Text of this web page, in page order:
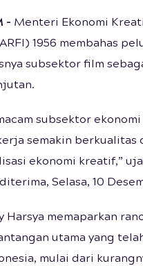
- Menteri Ekonomi
1956 membahas
subsektor film
subsektor
semakin
ekonomi kreatif,”
Selasa, 10
Harsya memaparkan
utama yang
mulai dari